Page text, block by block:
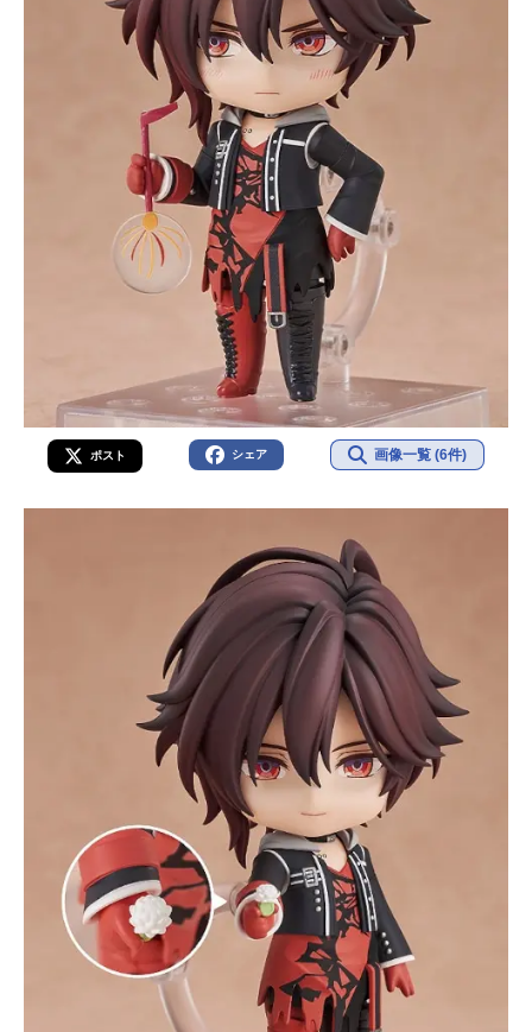
ポスト シェア 画像一覧 (6件)